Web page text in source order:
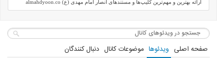
ارائه بهترین و مهم‌ترین کلیپ‌ها و مستندهای انصار امام مهدی (ع) almahdyoon.co
صفحه اصلی ویدئوها موضوعات کانال دنبال کنندگان